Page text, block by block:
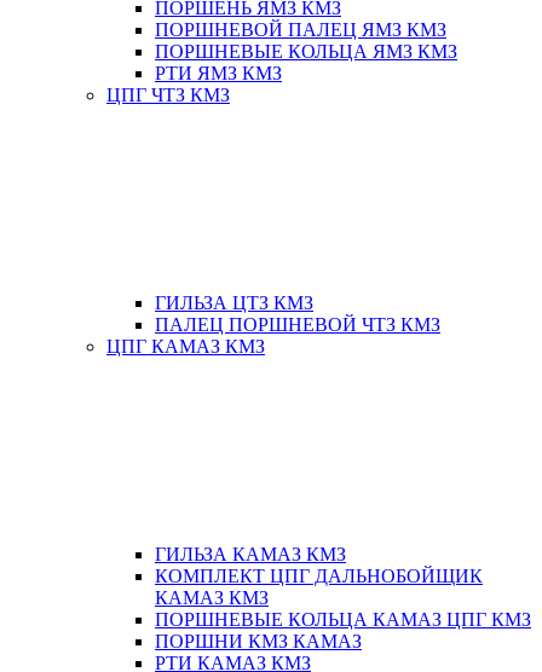
ПОРШЕНЬ ЯМЗ КМЗ
ПОРШНЕВОЙ ПАЛЕЦ ЯМЗ КМЗ
ПОРШНЕВЫЕ КОЛЬЦА ЯМЗ КМЗ
РТИ ЯМЗ КМЗ
ЦПГ ЧТЗ КМЗ
ГИЛЬЗА ЦТЗ КМЗ
ПАЛЕЦ ПОРШНЕВОЙ ЧТЗ КМЗ
ЦПГ КАМАЗ КМЗ
ГИЛЬЗА КАМАЗ КМЗ
КОМПЛЕКТ ЦПГ ДАЛЬНОБОЙЩИК
КАМАЗ КМЗ
ПОРШНЕВЫЕ КОЛЬЦА КАМАЗ ЦПГ КМЗ
ПОРШНИ КМЗ КАМАЗ
РТИ КАМАЗ КМЗ